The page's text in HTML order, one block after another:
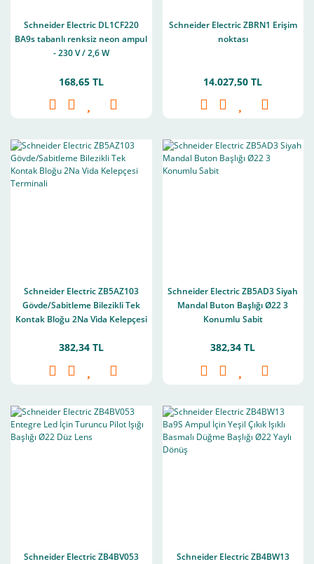
Schneider Electric DL1CF220
BA9s tabanlı renksiz neon ampul
- 230 V / 2,6 W
168,65 TL
Schneider Electric ZBRN1 Erişim
noktası
14.027,50 TL
Schneider Electric ZB5AZ103
Gövde/Sabitleme Bilezikli Tek
Kontak Bloğu 2Na Vida Kelepçesi
382,34 TL
Schneider Electric ZB5AD3 Siyah
Mandal Buton Başlığı Ø22 3
Konumlu Sabit
382,34 TL
Schneider Electric ZB4BV053
Schneider Electric ZB4BW13